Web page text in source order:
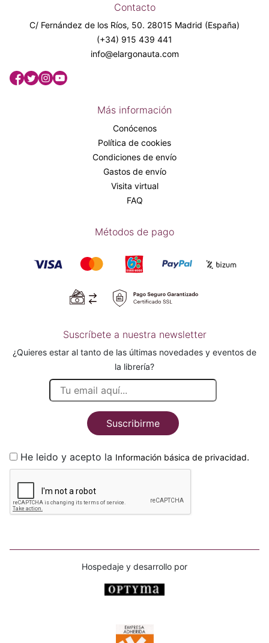
Contacto
C/ Fernández de los Ríos, 50. 28015 Madrid (España)
(+34) 915 439 441
info@elargonauta.com
Más información
Conócenos
Política de cookies
Condiciones de envío
Gastos de envío
Visita virtual
FAQ
Métodos de pago
Suscríbete a nuestra newsletter
¿Quieres estar al tanto de las últimas novedades y eventos de
la librería?
Suscribirme
He leido y acepto la Información básica de privacidad.
Hospedaje y desarrollo por